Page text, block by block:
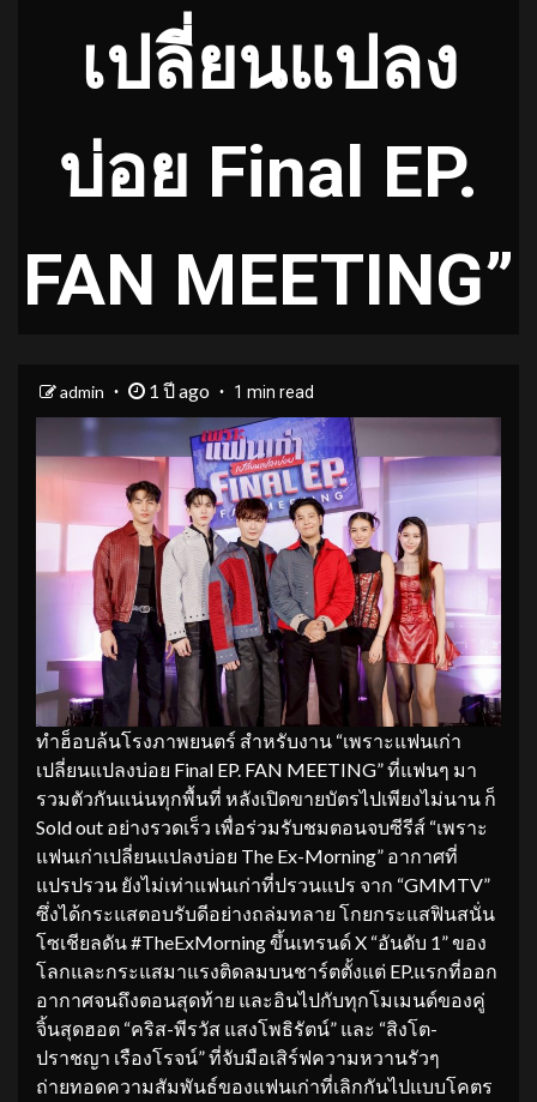
เปลี่ยนแปลง
บ่อย Final EP.
FAN MEETING”
admin 1 ปี ago 1 min read
ทำฮ็อบล้นโรงภาพยนตร์ สำหรับงาน “เพราะแฟนเก่า
เปลี่ยนแปลงบ่อย Final EP. FAN MEETING” ที่แฟนๆ มา
รวมตัวกันแน่นทุกพื้นที่ หลังเปิดขายบัตรไปเพียงไม่นาน ก็
Sold out อย่างรวดเร็ว เพื่อร่วมรับชมตอนจบซีรีส์ “เพราะ
แฟนเก่าเปลี่ยนแปลงบ่อย The Ex-Morning” อากาศที่
แปรปรวน ยังไม่เท่าแฟนเก่าที่ปรวนแปร จาก “GMMTV”
ซึ่งได้กระแสตอบรับดีอย่างถล่มทลาย โกยกระแสฟินสนั่น
โซเชียลดัน #TheExMorning ขึ้นเทรนด์ X “อันดับ 1” ของ
โลกและกระแสมาแรงติดลมบนชาร์ตตั้งแต่ EP.แรกที่ออก
อากาศจนถึงตอนสุดท้าย และอินไปกับทุกโมเมนต์ของคู่
จิ้นสุดฮอต “คริส-พีรวัส แสงโพธิรัตน์” และ “สิงโต-
ปราชญา เรืองโรจน์” ที่จับมือเสิร์ฟความหวานรัวๆ
ถ่ายทอดความสัมพันธ์ของแฟนเก่าที่เลิกกันไปแบบโคตร